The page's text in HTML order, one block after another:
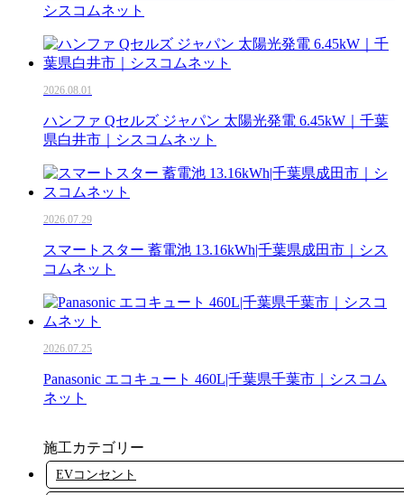
シスコムネット
2026.08.01
ハンファ Qセルズ ジャパン 太陽光発電 6.45kW｜千葉
県白井市｜シスコムネット
2026.07.29
スマートスター 蓄電池 13.16kWh|千葉県成田市｜シス
コムネット
2026.07.25
Panasonic エコキュート 460L|千葉県千葉市｜シスコム
ネット
施工カテゴリー
EVコンセント